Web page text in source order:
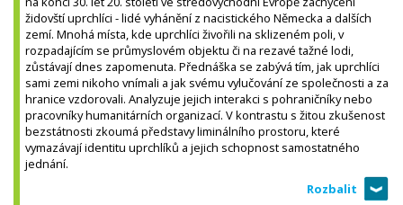
židovští uprchlíci - lidé vyhánění z nacistického Německa a dalších
zemí. Mnohá místa, kde uprchlíci živořili na sklizeném poli, v
rozpadajícím se průmyslovém objektu či na rezavé tažné lodi,
zůstávají dnes zapomenuta. Přednáška se zabývá tím, jak uprchlíci
sami zemi nikoho vnímali a jak svému vylučování ze společnosti a za
hranice vzdorovali. Analyzuje jejich interakci s pohraničníky nebo
pracovníky humanitárních organizací. V kontrastu s žitou zkušenost
bezstátnosti zkoumá představy liminálního prostoru, které
vymazávají identitu uprchlíků a jejich schopnost samostatného
jednání.